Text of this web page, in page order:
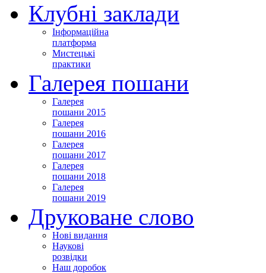
Клубні заклади
Інформаційна
платформа
Мистецькі
практики
Галерея пошани
Галерея
пошани 2015
Галерея
пошани 2016
Галерея
пошани 2017
Галерея
пошани 2018
Галерея
пошани 2019
Друковане слово
Нові видання
Наукові
розвідки
Наш доробок